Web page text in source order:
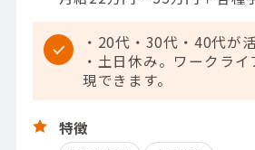
・20代・30代・40代が
・土日休み。ワークラ
現できます。
特徴